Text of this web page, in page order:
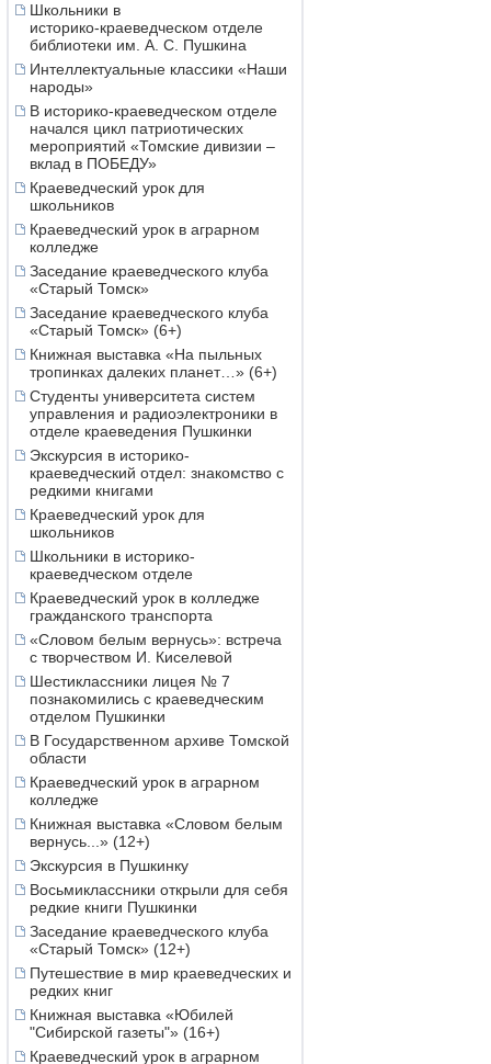
Школьники в
историко‑краеведческом отделе
библиотеки им. А. С. Пушкина
Интеллектуальные классики «Наши
народы»
В историко-краеведческом отделе
начался цикл патриотических
мероприятий «Томские дивизии –
вклад в ПОБЕДУ»
Краеведческий урок для
школьников
Краеведческий урок в аграрном
колледже
Заседание краеведческого клуба
«Старый Томск»
Заседание краеведческого клуба
«Старый Томск» (6+)
Книжная выставка «На пыльных
тропинках далеких планет…» (6+)
Студенты университета систем
управления и радиоэлектроники в
отделе краеведения Пушкинки
Экскурсия в историко-
краеведческий отдел: знакомство с
редкими книгами
Краеведческий урок для
школьников
Школьники в историко-
краеведческом отделе
Краеведческий урок в колледже
гражданского транспорта
«Словом белым вернусь»: встреча
с творчеством И. Киселевой
Шестиклассники лицея № 7
познакомились с краеведческим
отделом Пушкинки
В Государственном архиве Томской
области
Краеведческий урок в аграрном
колледже
Книжная выставка «Словом белым
вернусь...» (12+)
Экскурсия в Пушкинку
Восьмиклассники открыли для себя
редкие книги Пушкинки
Заседание краеведческого клуба
«Старый Томск» (12+)
Путешествие в мир краеведческих и
редких книг
Книжная выставка «Юбилей
"Сибирской газеты"» (16+)
Краеведческий урок в аграрном